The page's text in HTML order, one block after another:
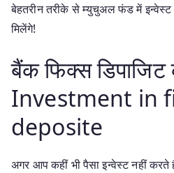
बेहतरीन तरीके से म्युचुअल फंड में इन्वेस्ट
मिलेंगे!
बैंक फिक्स डिपाजिट
Investment in
deposite
अगर आप कहीं भी पैसा इन्वेस्ट नहीं